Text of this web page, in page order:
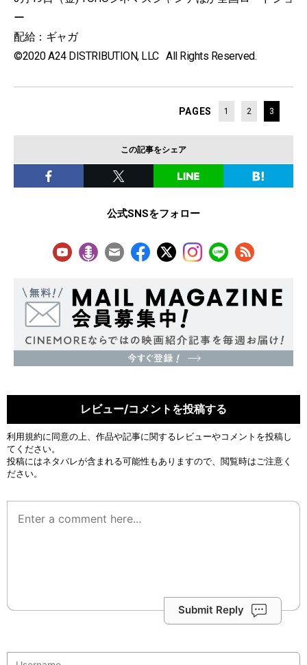
ー
配給：ギャガ
©2020 A24 DISTRIBUTION, LLC All Rights Reserved.
PAGES 1 2 3
この記事をシェア
公式SNSをフォロー
レビュー/コメントを投稿する
利用規約に同意の上、作品や記事に関するレビューやコメントを投稿し
てください。
投稿にはネタバレが含まれる可能性もありますので、閲覧時はご注意く
ださい。
Submit Reply